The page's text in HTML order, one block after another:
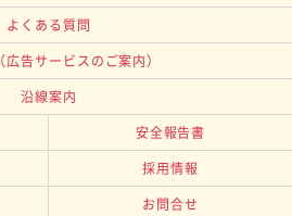
よくある質問
（広告サービスのご案内）
沿線案内
安全報告書
採用情報
お問合せ